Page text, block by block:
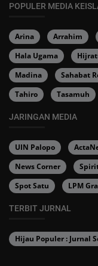
POPULER MEDIA
Arina Arrahim
Hala Ugama
Madina
Sahabat
Tahiro
Tasamuh
JARINGAN MEDIA
UIN Palopo
News Corner
Spot Satu
LPM
TERBIT JURNAL
Hijau Populer : Jurnal